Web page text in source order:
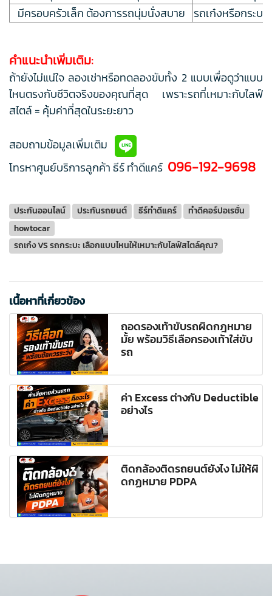
มีครอบครัวเล็ก ต้องการรถนุ่มนั่งสบาย รถเก๋งหรือกระบะ
คำแนะนำเพิ่มเติม:
ถ้ายังไม่แน่ใจ ลองเช่าหรือทดลองขับทั้ง 2 แบบเพื่อดูว่าแบบ
ไหนตรงกับชีวิตจริงของคุณที่สุด เพราะรถที่เหมาะกับไลฟ์
สไตล์ = คุ้มค่าที่สุดในระยะยาว
สอบถามข้อมูลเพิ่มเติม
โทรหาศูนย์บริการลูกค้า ธีร์ ทำดีแคร์ 096-192-9698
ประกันออนไลน์ ประกันรถยนต์ ธีร์ทำดีแคร์
ทำดีคอร์ปอเรชั่น
howtocar
รถเก๋ง VS รถกระบะ เลือกแบบไหนให้เหมาะกับไลฟ์สไตล์คุณ?
เนื้อหาที่เกี่ยวข้อง
ถอดรองเท้าขับรถผิดกฎหมาย
มั้ย พร้อมวิธีเลือกรองเท้าใส่ขับ
รถ
ค่า Excess ต่างกับ Deductible
อย่างไร
ติดกล้องติดรถยนต์ยังไง ไม่ให้ผิ
ดกฏหมาย PDPA